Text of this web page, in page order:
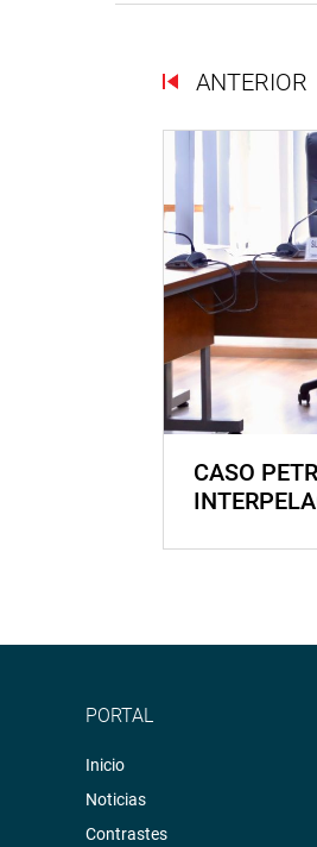
ANTERIOR
CASO
PORTAL
Inicio
Noticias
Contrastes